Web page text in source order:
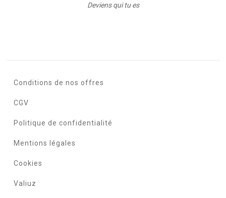
Deviens qui tu es
Conditions de nos offres
CGV
Politique de confidentialité
Mentions légales
Cookies
Valiuz